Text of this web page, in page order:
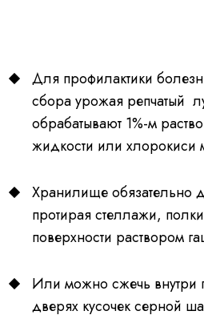
Для профилактики
сбора урожая репчатый
обрабатывают 1%-м
жидкости или хлорокиси
Хранилище обязательно
протирая стеллажи,
поверхности раствором
Или можно сжечь внутри
дверях кусочек серной